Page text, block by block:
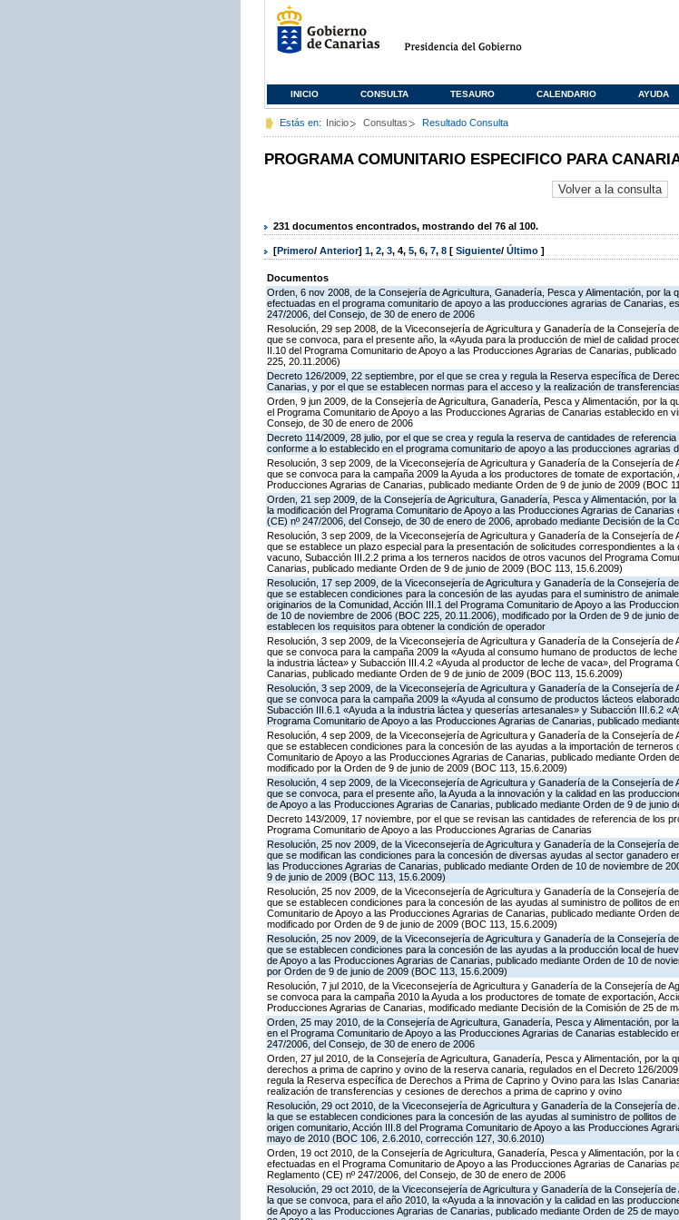
INICIO CONSULTA TESAURO CALENDARIO AYUDA
Estás en: Inicio Consultas Resultado Consulta
PROGRAMA COMUNITARIO ESPECIFICO PARA
231 documentos encontrados, mostrando del 76 al 100.
[Primero/ Anterior] 1, 2, 3, 4, 5, 6, 7, 8 [ Siguiente/ Último ]
Documentos
Orden, 6 nov 2008, de la Consejería de Agricultura, Ganadería, Pesca y Alimentación, por la
efectuadas en el programa comunitario de apoyo a las producciones agrarias de Canarias,
247/2006, del Consejo, de 30 de enero de 2006
Resolución, 29 sep 2008, de la Viceconsejería de Agricultura y Ganadería de la Consejería
que se convoca, para el presente año, la «Ayuda para la producción de miel de calidad
II.10 del Programa Comunitario de Apoyo a las Producciones Agrarias de Canarias,
225, 20.11.2006)
Decreto 126/2009, 22 septiembre, por el que se crea y regula la Reserva específica de
Canarias, y por el que se establecen normas para el acceso y la realización de
Orden, 9 jun 2009, de la Consejería de Agricultura, Ganadería, Pesca y Alimentación, por la
el Programa Comunitario de Apoyo a las Producciones Agrarias de Canarias establecido en
Consejo, de 30 de enero de 2006
Decreto 114/2009, 28 julio, por el que se crea y regula la reserva de cantidades de
conforme a lo establecido en el programa comunitario de apoyo a las producciones agrarias
Resolución, 3 sep 2009, de la Viceconsejería de Agricultura y Ganadería de la Consejería
que se convoca para la campaña 2009 la Ayuda a los productores de tomate de
Producciones Agrarias de Canarias, publicado mediante Orden de 9 de junio de 2009 (BOC
Orden, 21 sep 2009, de la Consejería de Agricultura, Ganadería, Pesca y Alimentación, por
la modificación del Programa Comunitario de Apoyo a las Producciones Agrarias de
(CE) nº 247/2006, del Consejo, de 30 de enero de 2006, aprobado mediante Decisión de la
Resolución, 3 sep 2009, de la Viceconsejería de Agricultura y Ganadería de la Consejería
que se establece un plazo especial para la presentación de solicitudes correspondientes a
vacuno, Subacción III.2.2 prima a los terneros nacidos de otros vacunos del Programa
Canarias, publicado mediante Orden de 9 de junio de 2009 (BOC 113, 15.6.2009)
Resolución, 17 sep 2009, de la Viceconsejería de Agricultura y Ganadería de la Consejería
que se establecen condiciones para la concesión de las ayudas para el suministro de
originarios de la Comunidad, Acción III.1 del Programa Comunitario de Apoyo a las
de 10 de noviembre de 2006 (BOC 225, 20.11.2006), modificado por la Orden de 9 de junio
establecen los requisitos para obtener la condición de operador
Resolución, 3 sep 2009, de la Viceconsejería de Agricultura y Ganadería de la Consejería
que se convoca para la campaña 2009 la «Ayuda al consumo humano de productos de
la industria láctea» y Subacción III.4.2 «Ayuda al productor de leche de vaca», del
Canarias, publicado mediante Orden de 9 de junio de 2009 (BOC 113, 15.6.2009)
Resolución, 3 sep 2009, de la Viceconsejería de Agricultura y Ganadería de la Consejería
que se convoca para la campaña 2009 la «Ayuda al consumo de productos lácteos
Subacción III.6.1 «Ayuda a la industria láctea y queserías artesanales» y Subacción III.6.2
Programa Comunitario de Apoyo a las Producciones Agrarias de Canarias, publicado
Resolución, 4 sep 2009, de la Viceconsejería de Agricultura y Ganadería de la Consejería
que se establecen condiciones para la concesión de las ayudas a la importación de terneros
Comunitario de Apoyo a las Producciones Agrarias de Canarias, publicado mediante Orden
modificado por la Orden de 9 de junio de 2009 (BOC 113, 15.6.2009)
Resolución, 4 sep 2009, de la Viceconsejería de Agricultura y Ganadería de la Consejería
que se convoca, para el presente año, la Ayuda a la innovación y la calidad en las
de Apoyo a las Producciones Agrarias de Canarias, publicado mediante Orden de 9 de junio
Decreto 143/2009, 17 noviembre, por el que se revisan las cantidades de referencia de los
Programa Comunitario de Apoyo a las Producciones Agrarias de Canarias
Resolución, 25 nov 2009, de la Viceconsejería de Agricultura y Ganadería de la Consejería
que se modifican las condiciones para la concesión de diversas ayudas al sector ganadero
las Producciones Agrarias de Canarias, publicado mediante Orden de 10 de noviembre de
9 de junio de 2009 (BOC 113, 15.6.2009)
Resolución, 25 nov 2009, de la Viceconsejería de Agricultura y Ganadería de la Consejería
que se establecen condiciones para la concesión de las ayudas al suministro de pollitos de
Comunitario de Apoyo a las Producciones Agrarias de Canarias, publicado mediante Orden
modificado por Orden de 9 de junio de 2009 (BOC 113, 15.6.2009)
Resolución, 25 nov 2009, de la Viceconsejería de Agricultura y Ganadería de la Consejería
que se establecen condiciones para la concesión de las ayudas a la producción local de
de Apoyo a las Producciones Agrarias de Canarias, publicado mediante Orden de 10 de
por Orden de 9 de junio de 2009 (BOC 113, 15.6.2009)
Resolución, 7 jul 2010, de la Viceconsejería de Agricultura y Ganadería de la Consejería de
se convoca para la campaña 2010 la Ayuda a los productores de tomate de exportación,
Producciones Agrarias de Canarias, modificado mediante Decisión de la Comisión de 25 de
Orden, 25 may 2010, de la Consejería de Agricultura, Ganadería, Pesca y Alimentación, por
en el Programa Comunitario de Apoyo a las Producciones Agrarias de Canarias establecido
247/2006, del Consejo, de 30 de enero de 2006
Orden, 27 jul 2010, de la Consejería de Agricultura, Ganadería, Pesca y Alimentación, por la
derechos a prima de caprino y ovino de la reserva canaria, regulados en el Decreto 126/
regula la Reserva específica de Derechos a Prima de Caprino y Ovino para las Islas
realización de transferencias y cesiones de derechos a prima de caprino y ovino
Resolución, 29 oct 2010, de la Viceconsejería de Agricultura y Ganadería de la Consejería
la que se establecen condiciones para la concesión de las ayudas al suministro de pollitos
origen comunitario, Acción III.8 del Programa Comunitario de Apoyo a las Producciones
mayo de 2010 (BOC 106, 2.6.2010, corrección 127, 30.6.2010)
Orden, 19 oct 2010, de la Consejería de Agricultura, Ganadería, Pesca y Alimentación, por
efectuadas en el Programa Comunitario de Apoyo a las Producciones Agrarias de Canarias
Reglamento (CE) nº 247/2006, del Consejo, de 30 de enero de 2006
Resolución, 29 oct 2010, de la Viceconsejería de Agricultura y Ganadería de la Consejería
la que se convoca, para el año 2010, la «Ayuda a la innovación y la calidad en las
de Apoyo a las Producciones Agrarias de Canarias, publicado mediante Orden de 25 de